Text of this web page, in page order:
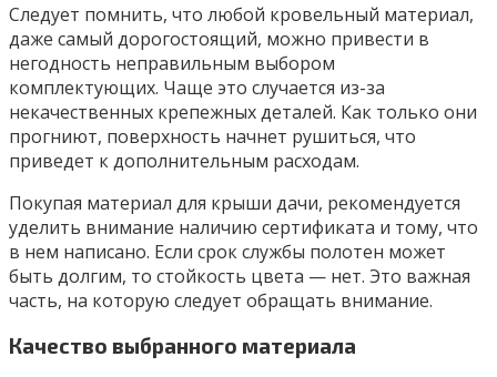
Следует помнить, что любой кровельный материал,
даже самый дорогостоящий, можно привести в
негодность неправильным выбором
комплектующих. Чаще это случается из-за
некачественных крепежных деталей. Как только они
прогниют, поверхность начнет рушиться, что
приведет к дополнительным расходам.
Покупая материал для крыши дачи, рекомендуется
уделить внимание наличию сертификата и тому, что
в нем написано. Если срок службы полотен может
быть долгим, то стойкость цвета — нет. Это важная
часть, на которую следует обращать внимание.
Качество выбранного материала